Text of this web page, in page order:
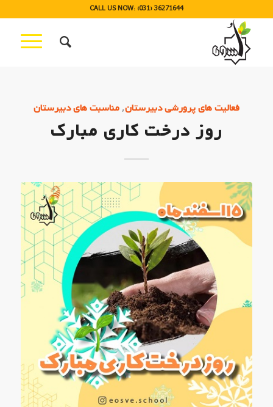
CALL US NOW: (031) 36271644
فعالیت های پرورشی دبیرستان, مناسبت های دبیرستان
روز درخت کاری مبارک